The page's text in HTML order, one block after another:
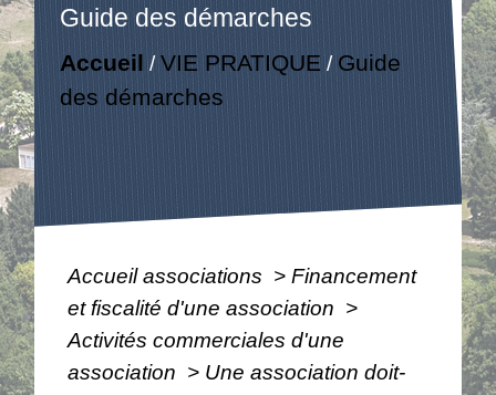
Guide des démarches
Accueil /VIE PRATIQUE / Guide
des démarches
Accueil associations > Financement
et fiscalité d'une association >
Activités commerciales d'une
association > Une association doit-